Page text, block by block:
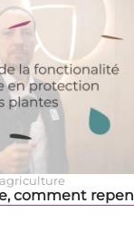
comment